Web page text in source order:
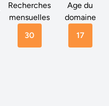
Recherches
mensuelles
30
Age du
domaine
17